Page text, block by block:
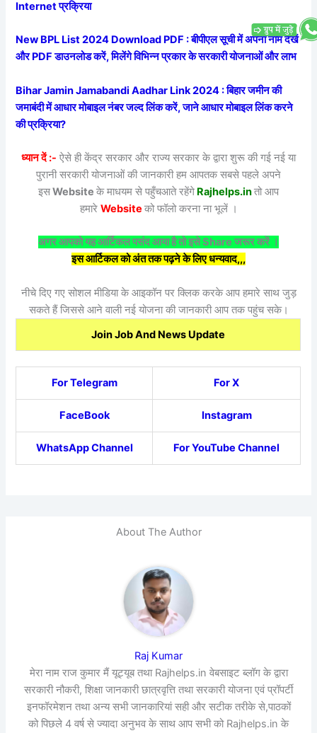
Internet प्रक्रिया
New BPL List 2024 Download PDF : बीपीएल सूची में अपना नाम देखें
और PDF डाउनलोड करें, मिलेंगे विभिन्न प्रकार के सरकारी योजनाओं और लाभ
Bihar Jamin Jamabandi Aadhar Link 2024 : बिहार जमीन की
जमाबंदी में आधार मोबाइल नंबर जल्द लिंक करें, जाने आधार मोबाइल लिंक करने
की प्रक्रिया?
ध्यान दें :- ऐसे ही केंद्र सरकार और राज्य सरकार के द्वारा शुरू की गई नई या
पुरानी सरकारी योजनाओं की जानकारी हम आपतक सबसे पहले अपने
इसWebsite के माधयम से पहुँचआते रहेंगे Rajhelps.inतो आप
हमारे Website को फॉलो करना ना भूलें ।
अगर आपको यह आर्टिकल पसंद आया है तो इसे Share जरूर करें ।
इस आर्टिकल को अंत तक पढ़ने के लिए धन्यवाद,,,
नीचे दिए गए सोशल मीडिया के आइकॉन पर क्लिक करके आप हमारे साथ जुड़
सकते हैं जिससे आने वाली नई योजना की जानकारी आप तक पहुंच सके।
Join Job And News Update
For Telegram For X
FaceBook Instagram
WhatsApp Channel For YouTube Channel
About The Author
Raj Kumar
मेरा नाम राज कुमार मैं यूट्यूब तथा Rajhelps.in वेबसाइट ब्लॉग के द्वारा
सरकारी नौकरी, शिक्षा जानकारी छात्रवृत्ति तथा सरकारी योजना एवं प्रॉपर्टी
इनफॉरमेशन तथा अन्य सभी जानकारियां सही और सटीक तरीके से,पाठकों
को पिछले 4 वर्ष से ज्यादा अनुभव के साथ आप सभी को Rajhelps.in के